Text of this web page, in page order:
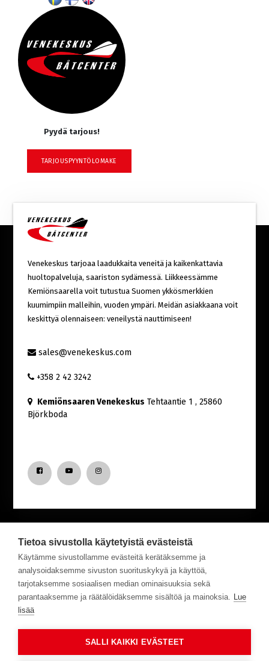
Pyydä tarjous!
TARJOUSPYYNTÖLOMAKE
Venekeskus tarjoaa laadukkaita veneitä ja kaikenkattavia
huoltopalveluja, saariston sydämessä. Liikkeessämme
Kemiönsaarella voit tutustua Suomen ykkösmerkkien
kuumimpiin malleihin, vuoden ympäri. Meidän asiakkaana voit
keskittyä olennaiseen: veneilystä nauttimiseen!
sales@venekeskus.com
+358 2 42 3242
Kemiönsaaren Venekeskus Tehtaantie 1 , 25860
Björkboda
Haluatko saada uutisia Venekeskuksesta?
Tilaa meidän uutiskirje!
Tietoa sivustolla käytetyistä evästeistä
Käytämme sivustollamme evästeitä kerätäksemme ja
analysoidaksemme sivuston suorituskykyä ja käyttöä,
tarjotaksemme sosiaalisen median ominaisuuksia sekä
parantaaksemme ja räätälöidäksemme sisältöä ja mainoksia. Lue
lisää
SALLI KAIKKI EVÄSTEET